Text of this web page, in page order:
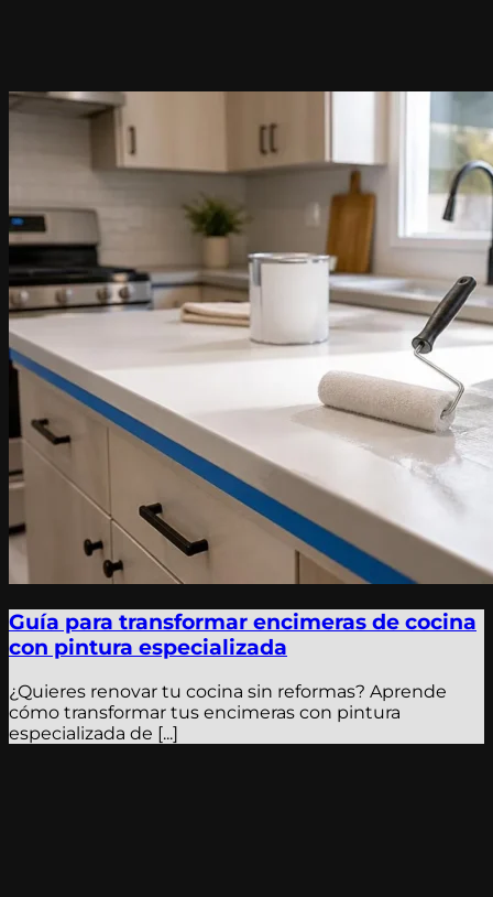
Guía para transformar encimeras de cocina
con pintura especializada
¿Quieres renovar tu cocina sin reformas? Aprende
cómo transformar tus encimeras con pintura
especializada de [...]